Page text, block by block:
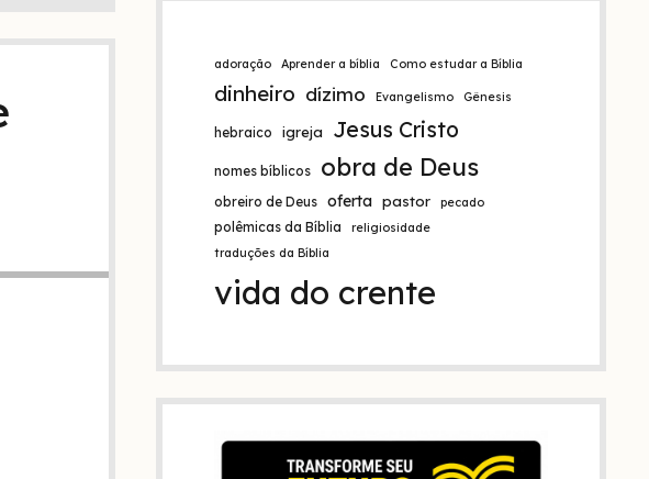
adoração Aprender a bíblia Como estudar a Bíblia
dinheiro dízimo Evangelismo Gênesis
hebraico igreja Jesus Cristo
nomes bíblicos obra de Deus
obreiro de Deus oferta pastor pecado
polêmicas da Bíblia
religiosidade
traduções da Bíblia
vida do crente